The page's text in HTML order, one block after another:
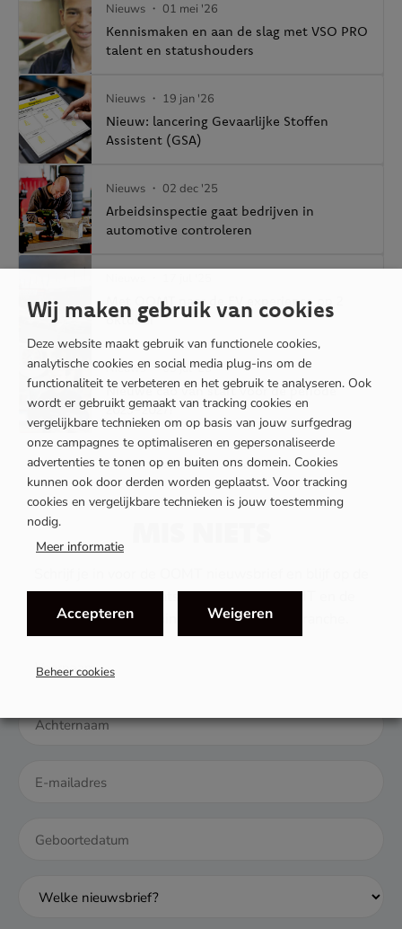
Nieuws ・ 01 mei '26
Kennismaken en aan de slag met VSO PRO
talent en statushouders
Nieuws ・ 19 jan '26
Nieuw: lancering Gevaarlijke Stoffen
Assistent (GSA)
Nieuws ・ 02 dec '25
Arbeidsinspectie gaat bedrijven in
automotive controleren
Met OOMT naar de EV experience op 2
oktober
Nieuws・ 03 jul '25
Nieuwe cao van start voor de periode
2025-2027!
hoogte van het laatste nieuws van OOMT en de
ontwikkelingen binnen de mobiliteitsbranche.
DD
MM
Wij maken gebruik van cookies
Deze website maakt gebruik van functionele cookies,
analytische cookies en social media plug-ins om de
functionaliteit te verbeteren en het gebruik te analyseren. Ook
wordt er gebruikt gemaakt van tracking cookies en
vergelijkbare technieken om op basis van jouw surfgedrag
onze campagnes te optimaliseren en gepersonaliseerde
advertenties te tonen op en buiten ons domein. Cookies
kunnen ook door derden worden geplaatst. Voor tracking
cookies en vergelijkbare technieken is jouw toestemming
nodig.
Meer informatie
Accepteren Weigeren
Beheer cookies